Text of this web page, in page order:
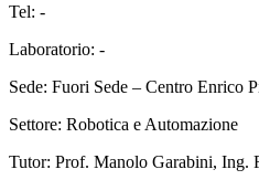
Tel: -
Laboratorio: -
Sede: Fuori Sede – Centro Enrico
Settore: Robotica e Automazione
Tutor: Prof. Manolo Garabini, Ing.